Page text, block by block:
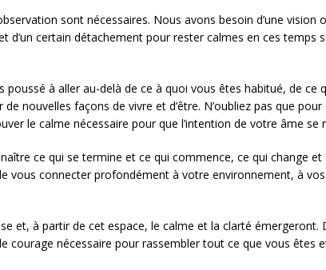
sont nécessaires. Nous avons besoin d’une vision
d’un certain détachement pour rester calmes en ces temps
poussé à aller au-delà de ce à quoi vous êtes habitué, de ce
nouvelles façons de vivre et d’être. N’oubliez pas que pour
le calme nécessaire pour que l’intention de votre âme se
ce qui se termine et ce qui commence, ce qui change et
vous connecter profondément à votre environnement, à
et, à partir de cet espace, le calme et la clarté émergeront.
courage nécessaire pour rassembler tout ce que vous êtes